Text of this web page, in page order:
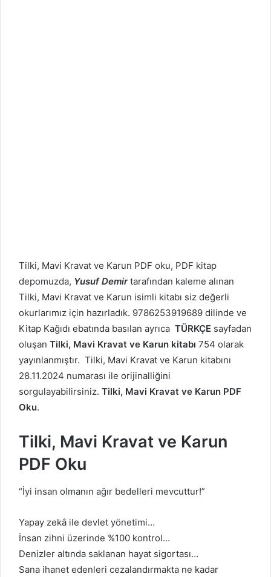
Tilki, Mavi Kravat ve Karun PDF oku, PDF kitap
depomuzda, Yusuf Demirtarafından kaleme alınan
Tilki, Mavi Kravat ve Karun isimli kitabı siz değerli
okurlarımız için hazırladık. 9786253919689 dilinde ve
Kitap Kağıdı ebatında basılan ayrıca TÜRKÇE sayfadan
oluşan Tilki, Mavi Kravat ve Karun kitabı 754 olarak
yayınlanmıştır. Tilki, Mavi Kravat ve Karun kitabını
28.11.2024 numarası ile orijinalliğini
sorgulayabilirsiniz. Tilki, Mavi Kravat ve Karun PDF
Oku.
Tilki, Mavi Kravat ve Karun
PDF Oku
“İyi insan olmanın ağır bedelleri mevcuttur!”
Yapay zekâ ile devlet yönetimi…
İnsan zihni üzerinde %100 kontrol…
Denizler altında saklanan hayat sigortası…
Sana ihanet edenleri cezalandırmakta ne kadar